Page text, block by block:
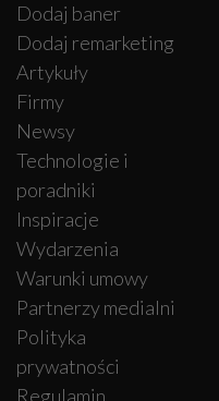
Dodaj baner
Dodaj remarketing
Artykuły
Firmy
Newsy
Technologie i
poradniki
Inspiracje
Wydarzenia
Warunki umowy
Partnerzy medialni
Polityka
prywatności
Regulamin